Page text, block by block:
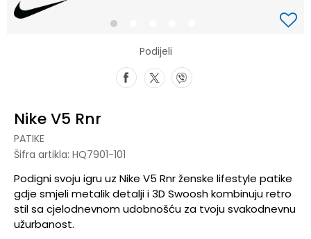
1
Podijeli
Nike V5 Rnr
PATIKE
Šifra artikla: HQ7901-101
Podigni svoju igru uz Nike V5 Rnr ženske lifestyle patike
gdje smjeli metalik detalji i 3D Swoosh kombinuju retro
stil sa cjelodnevnom udobnošću za tvoju svakodnevnu
užurbanost.